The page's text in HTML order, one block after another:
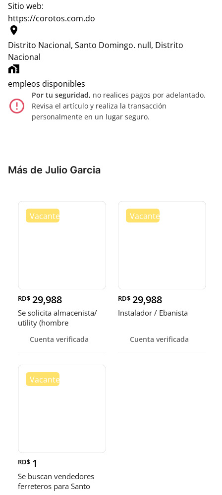
Sitio web:
https://corotos.com.do
location_on
Distrito Nacional, Santo Domingo. null, Distrito
Nacional
home_work
empleos disponibles
error_outline
Por tu seguridad, no realices pagos por adelantado.
Revisa el artículo y realiza la transacción
personalmente en un lugar seguro.
Más de Julio Garcia
RD$ 29,988
Se solicita almacenista/
utility (hombre
Cuenta verificada
RD$ 29,988
Instalador / Ebanista
Cuenta verificada
RD$ 1
Se buscan vendedores
ferreteros para Santo